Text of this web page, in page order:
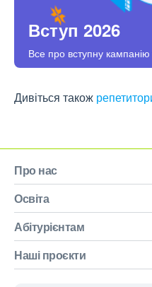
Вступ 2026
Все про вступну
Дивіться також
Про нас
Освіта
Абітурієнтам
Наші проєкти